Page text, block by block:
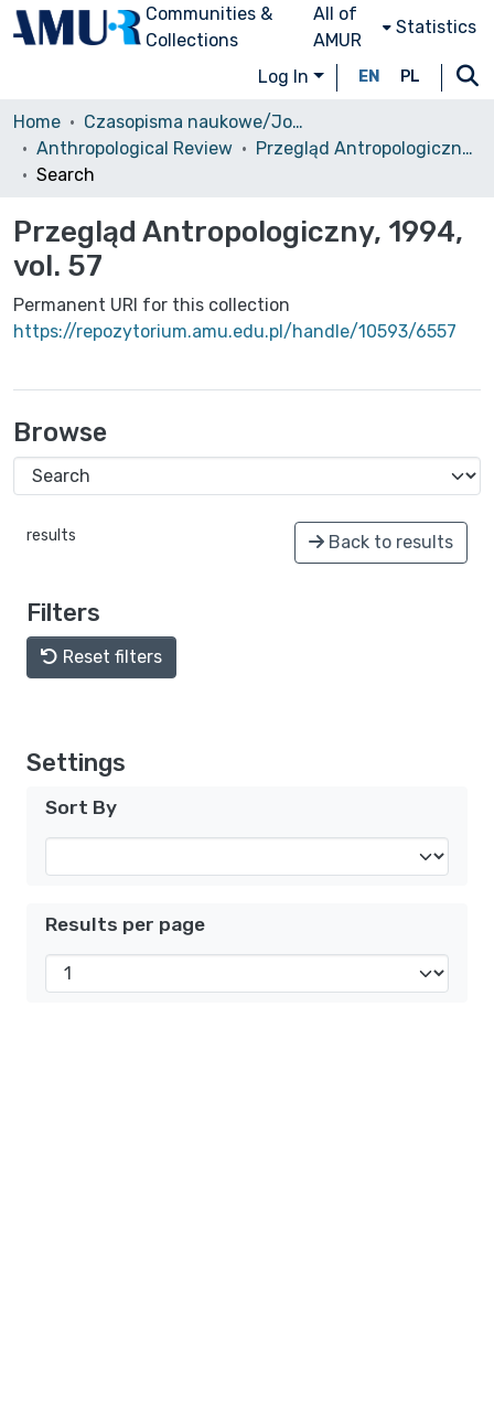
Communities &
Collections
All of
AMUR
Statistics
Log In EN PL
Home
Czasopisma naukowe/Journals
Anthropological Review
Przegląd Antropologiczny, 1994, vol. 57
Search
Przegląd Antropologiczny, 1994,
vol. 57
Permanent URI for this collection
https://repozytorium.amu.edu.pl/handle/10593/6557
Browse
results Back to results
Filters
Reset filters
Settings
Sort By
Results per page